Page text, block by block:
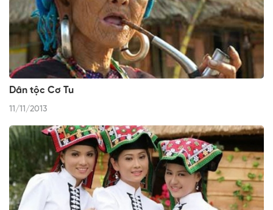
Dân tộc Cơ Tu
11/11/2013